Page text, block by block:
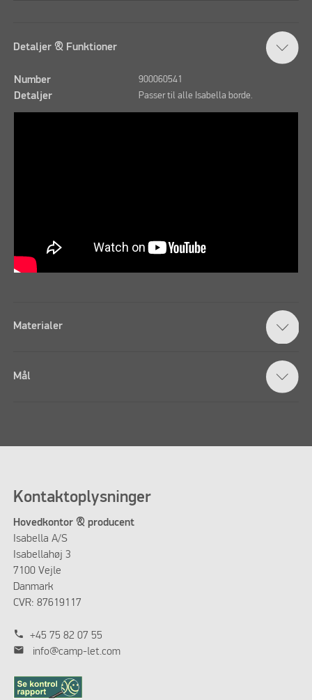
Detaljer & Funktioner
Number 900060541
Detaljer Passer til alle Isabella borde.
Materialer
Mål
Kontaktoplysninger
Hovedkontor & producent
Isabella A/S
Isabellahøj 3
7100 Vejle
Danmark
CVR: 87619117
phone +45 75 82 07 55
mail info@camp-let.com